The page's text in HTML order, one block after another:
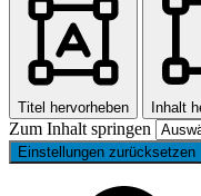
Titel hervorheben Inhalt
Zum Inhalt springen
Einstellungen zurücksetzen